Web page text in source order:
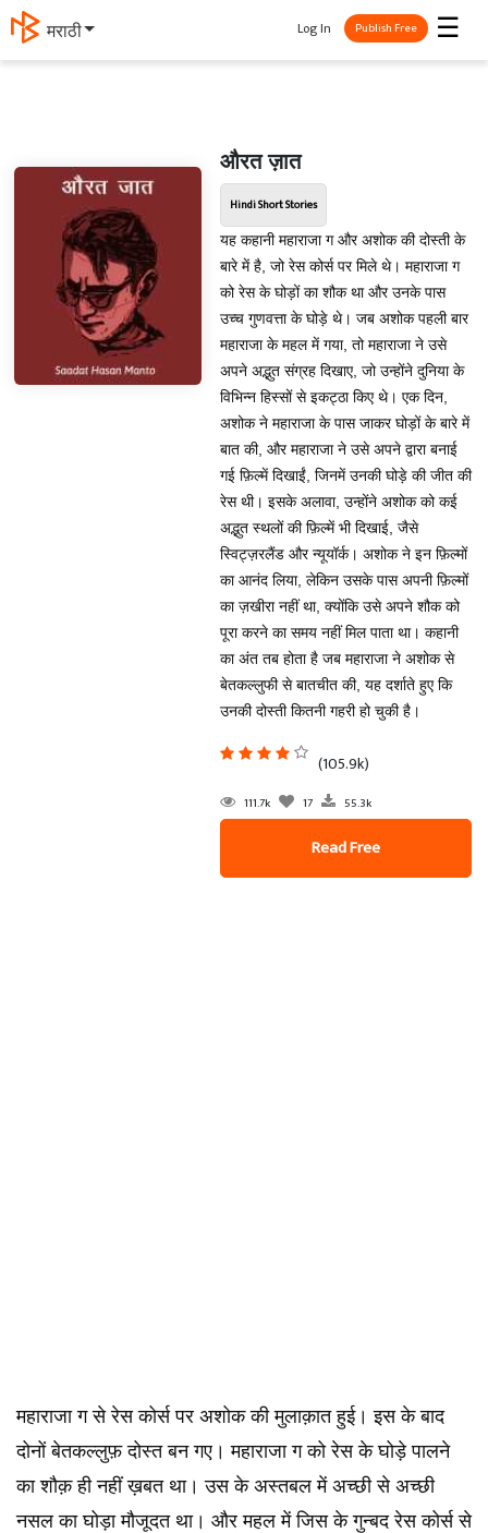
मराठी ☰
Log In Publish Free
औरत ज़ात
Hindi Short Stories
यह कहानी महाराजा ग और अशोक की दोस्ती के
बारे में है, जो रेस कोर्स पर मिले थे। महाराजा ग
को रेस के घोड़ों का शौक था और उनके पास
उच्च गुणवत्ता के घोड़े थे। जब अशोक पहली बार
महाराजा के महल में गया, तो महाराजा ने उसे
अपने अद्भुत संग्रह दिखाए, जो उन्होंने दुनिया के
विभिन्न हिस्सों से इकट्ठा किए थे। एक दिन,
अशोक ने महाराजा के पास जाकर घोड़ों के बारे में
बात की, और महाराजा ने उसे अपने द्वारा बनाई
गई फ़िल्में दिखाईं, जिनमें उनकी घोड़े की जीत की
रेस थी। इसके अलावा, उन्होंने अशोक को कई
अद्भुत स्थलों की फ़िल्में भी दिखाई, जैसे
स्विट्ज़रलैंड और न्यूयॉर्क। अशोक ने इन फ़िल्मों
का आनंद लिया, लेकिन उसके पास अपनी फ़िल्मों
का ज़खीरा नहीं था, क्योंकि उसे अपने शौक को
पूरा करने का समय नहीं मिल पाता था। कहानी
का अंत तब होता है जब महाराजा ने अशोक से
बेतकल्लुफी से बातचीत की, यह दर्शाते हुए कि
उनकी दोस्ती कितनी गहरी हो चुकी है।
(105.9k)
111.7k 17 55.3k
Read Free
महाराजा ग से रेस कोर्स पर अशोक की मुलाक़ात हुई। इस के बाद
दोनों बेतकल्लुफ़ दोस्त बन गए। महाराजा ग को रेस के घोड़े पालने
का शौक़ ही नहीं ख़बत था। उस के अस्तबल में अच्छी से अच्छी
नसल का घोड़ा मौजूदत था। और महल में जिस के गुन्बद रेस कोर्स से